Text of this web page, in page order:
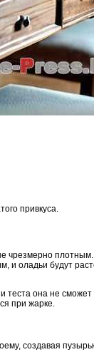
привкуса.
чрезмерно
и оладьи будут
теста она не
при жарке.
создавая